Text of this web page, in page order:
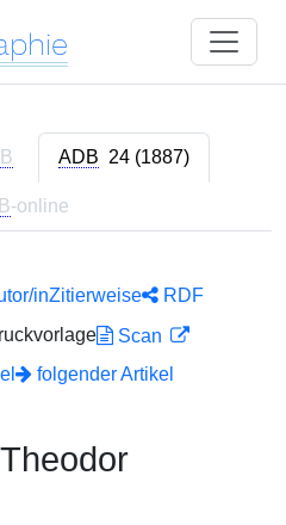
ADB 24 (1887)
-online
inZitierweise
RDF
Scan
folgender Artikel